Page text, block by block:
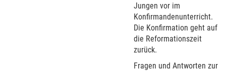
Jungen vor im
Konfirmandenunterricht.
Die Konfirmation geht auf
die Reformationszeit
zurück.
Fragen und Antworten zur